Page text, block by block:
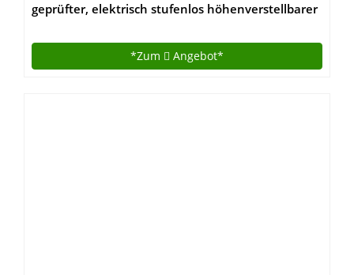
geprüfter, elektrisch stufenlos höhenverstellbarer
Memory-Steuerung und Softstart/Stop Funktion.
Made IN Germany
*Zum Angebot*